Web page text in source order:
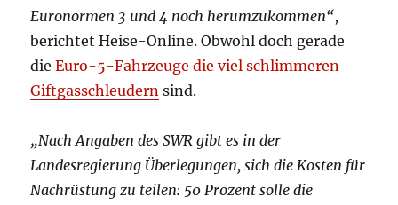
Euronormen 3 und 4 noch herumzukommen“,
berichtet Heise-Online. Obwohl doch gerade
dieEuro-5-Fahrzeuge die viel schlimmeren
Giftgasschleudern sind.
„Nach Angaben des SWR gibt es in der
Landesregierung Überlegungen, sich die Kosten für
Nachrüstung zu teilen: 50 Prozent solle die